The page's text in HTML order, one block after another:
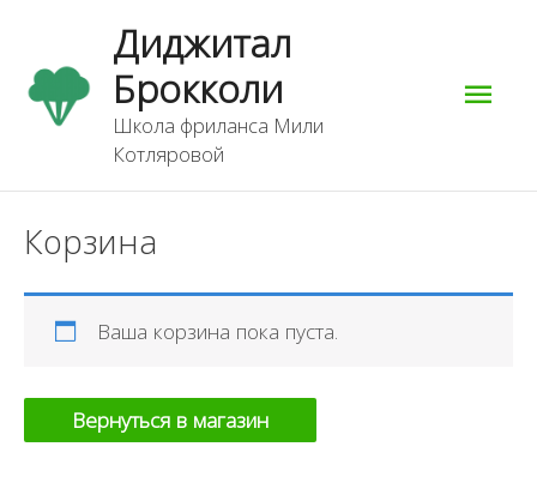
содержимому
Диджитал
Брокколи
Школа фриланса Мили
Котляровой
Корзина
Ваша корзина пока пуста.
Вернуться в магазин